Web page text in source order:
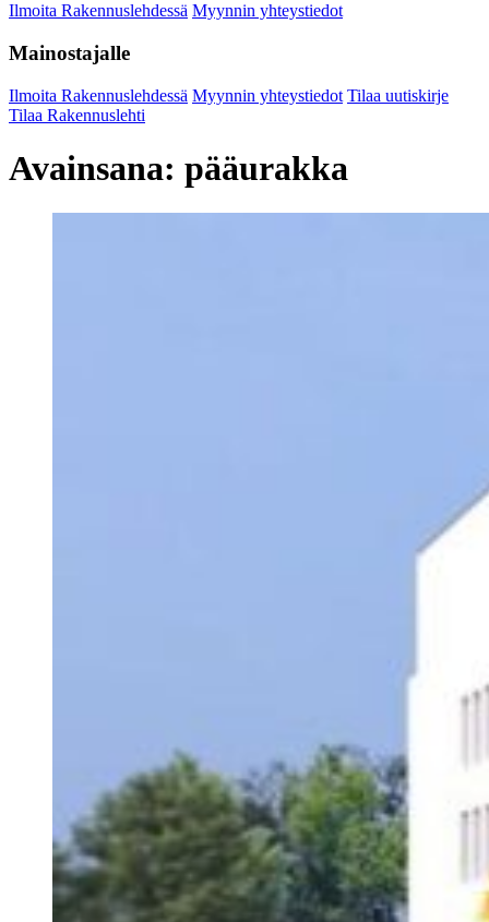
Ilmoita Rakennuslehdessä Myynnin yhteystiedot
Mainostajalle
Ilmoita Rakennuslehdessä Myynnin yhteystiedot Tilaa uutiskirje
Tilaa Rakennuslehti
Avainsana: pääurakka